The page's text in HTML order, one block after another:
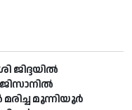
ജിദ്ദയില്‍
ജിസാനില്‍
മൂന്നിയൂര്‍